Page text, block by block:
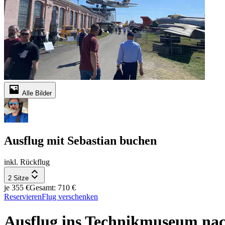
Alle Bilder
Ausflug mit Sebastian buchen
inkl. Rückflug
2 Sitze
je 355 €Gesamt: 710 €
ReservierenFlug verschenken
Ausflug ins Technikmuseum